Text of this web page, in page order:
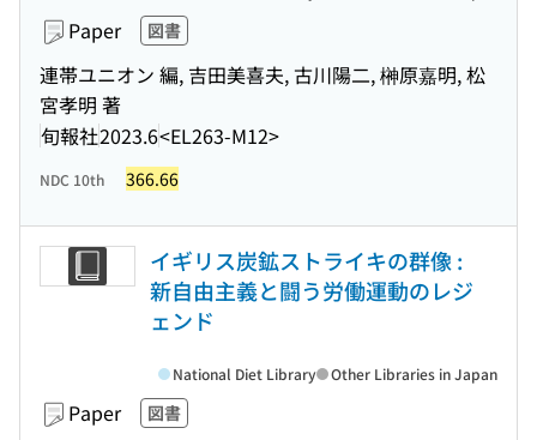
Paper 図書
連帯ユニオン 編, 吉田美喜夫, 古川陽二, 榊原嘉明, 松
宮孝明 著
旬報社2023.6<EL263-M12>
NDC 10th 366.66
イギリス炭鉱ストライキの群像 :
新自由主義と闘う労働運動のレジ
ェンド
Paper 図書
National Diet Library Other Libraries in Japan